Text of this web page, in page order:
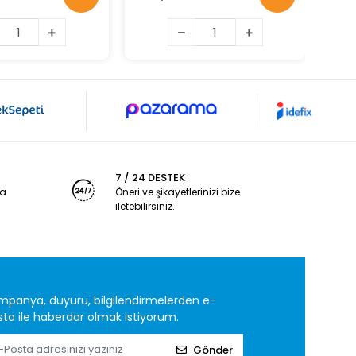
7 / 24 DESTEK
Öneri ve şikayetlerinizi bize
iletebilirsiniz.
duyuru, bilgilendirmelerden e-
ile haberdar olmak istiyorum.
Gönder